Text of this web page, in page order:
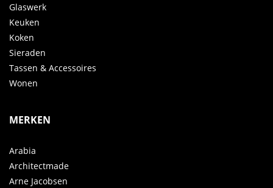
Glaswerk
Keuken
Koken
Sieraden
Tassen & Accessoires
Wonen
MERKEN
Arabia
Architectmade
Arne Jacobsen